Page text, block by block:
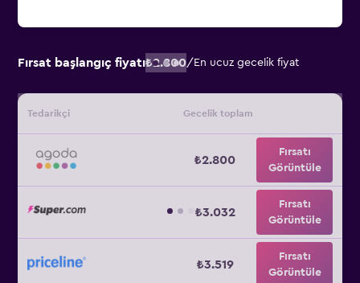
Fırsat başlangıç fiyatı₺2.800/ En ucuz gecelik fiyat
Tedarikçi Gecelik toplam
₺2.800
Fırsatı
Görüntüle
₺3.032
Fırsatı
Görüntüle
₺3.519
Fırsatı
Görüntüle